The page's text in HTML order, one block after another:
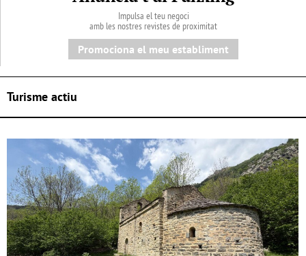
Impulsa el teu negoci
amb les nostres revistes de proximitat
Promociona el meu establiment
Turisme actiu